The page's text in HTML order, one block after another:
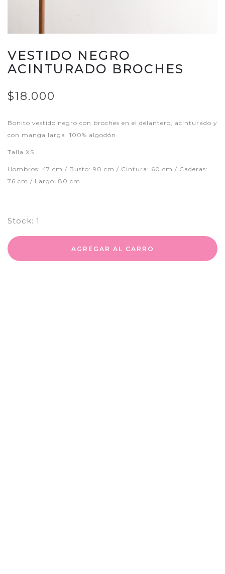
VESTIDO NEGRO
ACINTURADO BROCHES
$18.000
Bonito vestido negro con broches en el delantero, acinturado y
con manga larga. 100% algodón
Talla XS
Hombros: 47 cm / Busto: 90 cm / Cintura: 60 cm / Caderas:
76 cm / Largo: 80 cm
Stock: 1
AGREGAR AL CARRO